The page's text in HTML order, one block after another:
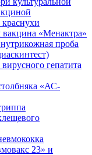
«Менактра»
проба
гепатита
«АС-
23» и